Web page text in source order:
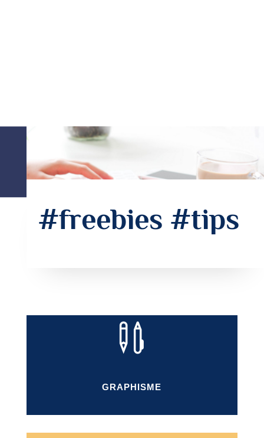
#freebies #tips

GRAPHISME